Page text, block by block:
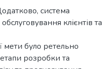
система
клієнтів та
мети було ретельно
розробки та